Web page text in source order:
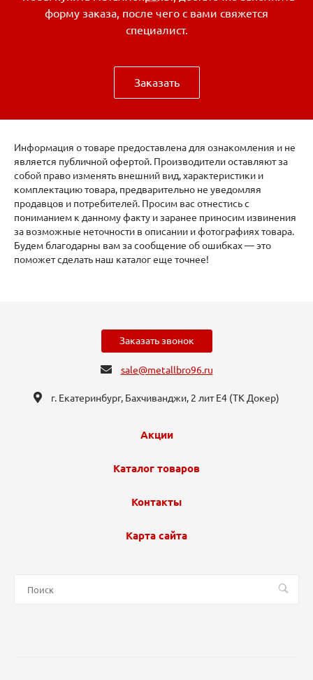
форму заказа, после чего с вами свяжется
специалист.
Заказать
Информация о товаре предоставлена для ознакомления и не
является публичной офертой. Производители оставляют за
собой право изменять внешний вид, характеристики и
комплектацию товара, предварительно не уведомляя
продавцов и потребителей. Просим вас отнестись с
пониманием к данному факту и заранее приносим извинения
за возможные неточности в описании и фотографиях товара.
Будем благодарны вам за сообщение об ошибках — это
поможет сделать наш каталог еще точнее!
Заказать звонок
sale@metallbro96.ru
г. Екатеринбург, ​Бахчиванджи, 2 лит Е4 (ТК Докер​)
Акции
Каталог товаров
Контакты
Карта сайта